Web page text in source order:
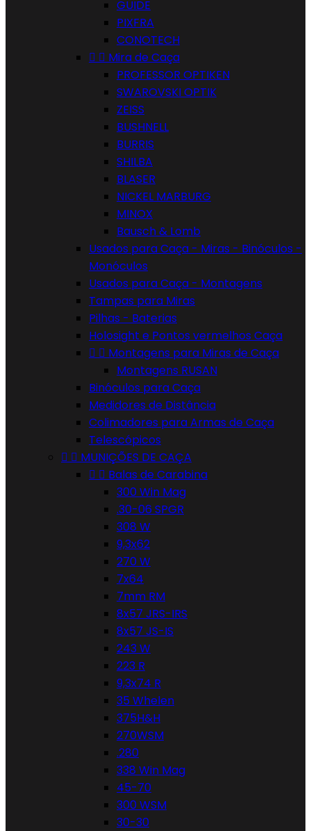
GUIDE
PIXFRA
CONOTECH
  Mira de Caça
PROFESSOR OPTIKEN
SWAROVSKI OPTIK
ZEISS
BUSHNELL
BURRIS
SHILBA
BLASER
NICKEL MARBURG
MINOX
Bausch & Lomb
Usados para Caça - Miras - Binóculos -
Monóculos
Usados para Caça - Montagens
Tampas para Miras
Pilhas - Baterias
Holosight e Pontos vermelhos Caça
  Montagens para Miras de Caça
Montagens RUSAN
Binóculos para Caça
Medidores de Distância
Colimadores para Armas de Caça
Telescópicos
  MUNIÇÕES DE CAÇA
  Balas de Carabina
300 Win Mag
.30-06 SPGR
308 W
9,3x62
270 W
7x64
7mm RM
8x57 JRS-IRS
8x57 JS-IS
243 W
223 R
9,3x74 R
35 Whelen
375H&H
270WSM
.280
338 Win Mag
45-70
300 WSM
30-30